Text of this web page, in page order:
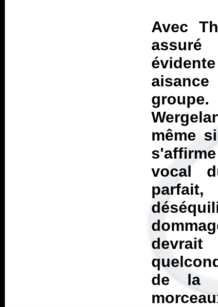
Avec
assuré
même
vocal
de la